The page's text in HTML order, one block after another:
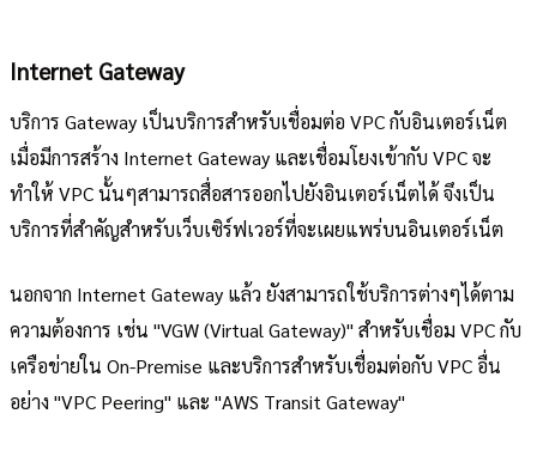
Internet Gateway
บริการ Gateway เป็นบริการสำหรับเชื่อมต่อ VPC กับอินเตอร์เน็ต
เมื่อมีการสร้าง Internet Gateway และเชื่อมโยงเข้ากับ VPC จะ
ทำให้ VPC นั้นๆสามารถสื่อสารออกไปยังอินเตอร์เน็ตได้ จึงเป็น
บริการที่สำคัญสำหรับเว็บเซิร์ฟเวอร์ที่จะเผยแพร่บนอินเตอร์เน็ต
นอกจาก Internet Gateway แล้ว ยังสามารถใช้บริการต่างๆได้ตาม
ความต้องการ เช่น "VGW (Virtual Gateway)" สำหรับเชื่อม VPC กับ
เครือข่ายใน On-Premise และบริการสำหรับเชื่อมต่อกับ VPC อื่น
อย่าง "VPC Peering" และ "AWS Transit Gateway"